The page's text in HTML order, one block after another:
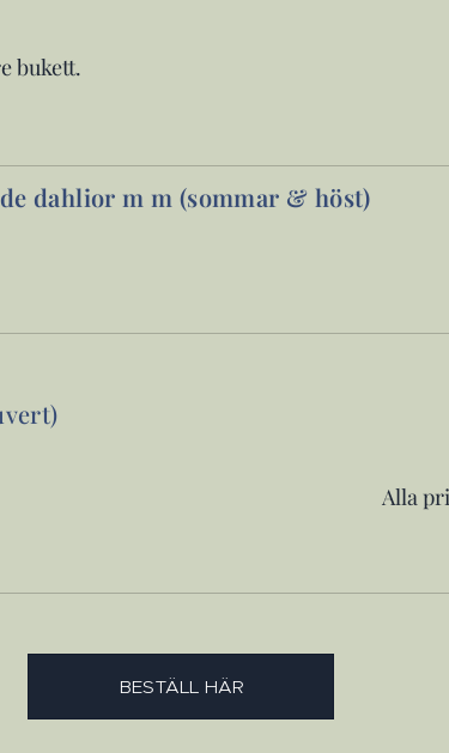
bukett.
dahlior m m (sommar & höst)
Alla
BESTÄLL HÄR